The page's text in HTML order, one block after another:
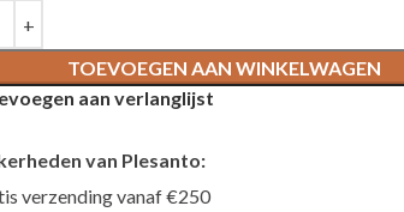
TOEVOEGEN AAN WINKELWAGEN
aan verlanglijst
van Plesanto:
verzending vanaf €250